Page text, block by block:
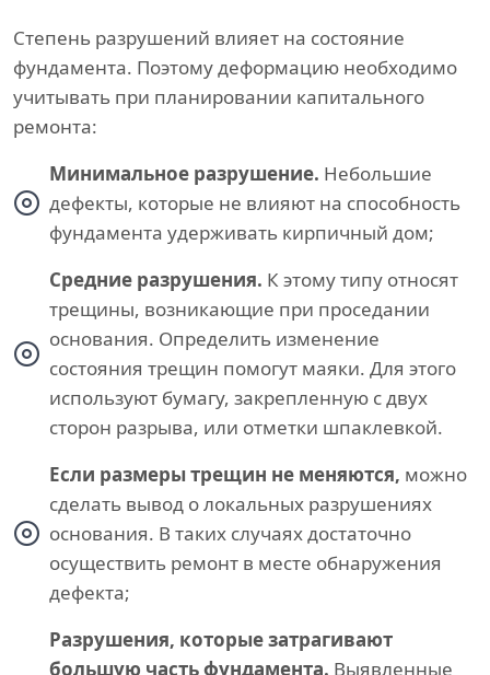
Степень разрушений влияет на состояние
фундамента. Поэтому деформацию необходимо
учитывать при планировании капитального
ремонта:
Минимальное разрушение. Небольшие
дефекты, которые не влияют на способность
фундамента удерживать кирпичный дом;
Средние разрушения. К этому типу относят
трещины, возникающие при проседании
основания. Определить изменение
состояния трещин помогут маяки. Для этого
используют бумагу, закрепленную с двух
сторон разрыва, или отметки шпаклевкой.
Если размеры трещин не меняются, можно
сделать вывод о локальных разрушениях
основания. В таких случаях достаточно
осуществить ремонт в месте обнаружения
дефекта;
Разрушения, которые затрагивают
большую часть фундамента. Выявленные